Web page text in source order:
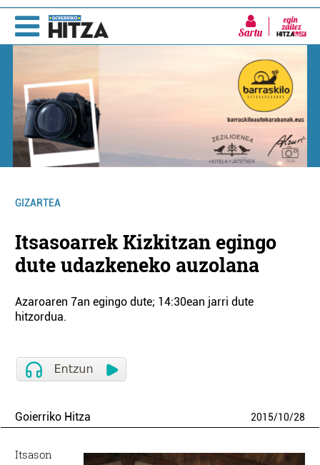
Sartu
GIZARTEA
Itsasoarrek Kizkitzan egingo
dute udazkeneko auzolana
Azaroaren 7an egingo dute; 14:30ean jarri dute
hitzordua.
Goierriko Hitza 2015/10/28
Itsason